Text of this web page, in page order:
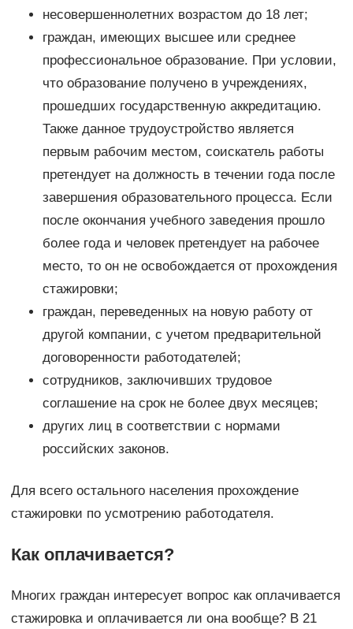
несовершеннолетних возрастом до 18 лет;
граждан, имеющих высшее или среднее
профессиональное образование. При условии,
что образование получено в учреждениях,
прошедших государственную аккредитацию.
Также данное трудоустройство является
первым рабочим местом, соискатель работы
претендует на должность в течении года после
завершения образовательного процесса. Если
после окончания учебного заведения прошло
более года и человек претендует на рабочее
место, то он не освобождается от прохождения
стажировки;
граждан, переведенных на новую работу от
другой компании, с учетом предварительной
договоренности работодателей;
сотрудников, заключивших трудовое
соглашение на срок не более двух месяцев;
других лиц в соответствии с нормами
российских законов.
Для всего остального населения прохождение
стажировки по усмотрению работодателя.
Как оплачивается?
Многих граждан интересует вопрос как оплачивается
стажировка и оплачивается ли она вообще? В 21